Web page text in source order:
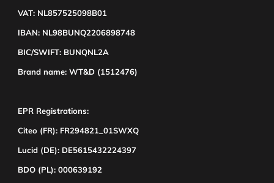
VAT: NL857525098B01
IBAN: NL98BUNQ2206898748
BIC/SWIFT: BUNQNL2A
Brand name: WT&D (1512476)
EPR Registrations:
Citeo (FR): FR294821_01SWXQ
Lucid (DE): DE5615432224397
BDO (PL): 000639192